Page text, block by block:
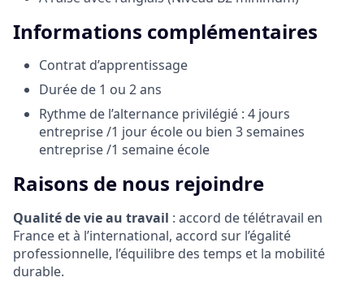
Informations complémentaires
Contrat d’apprentissage
Durée de 1 ou 2 ans
Rythme de l’alternance privilégié : 4 jours
entreprise /1 jour école ou bien 3 semaines
entreprise /1 semaine école
Raisons de nous rejoindre
Qualité de vie au travail : accord de télétravail en
France et à l’international, accord sur l’égalité
professionnelle, l’équilibre des temps et la mobilité
durable.